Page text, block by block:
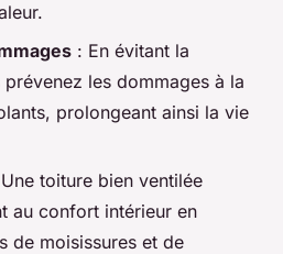
: En évitant la
les dommages à la
prolongeant ainsi la vie
toiture bien ventilée
au confort intérieur en
de moisissures et de